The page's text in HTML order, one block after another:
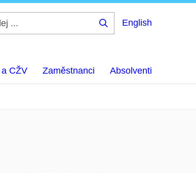
English
CŽV Zaměstnanci Absolventi